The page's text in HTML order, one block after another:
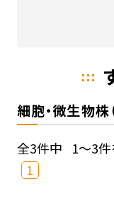
細胞・微生物株
全3件中 1～3
1